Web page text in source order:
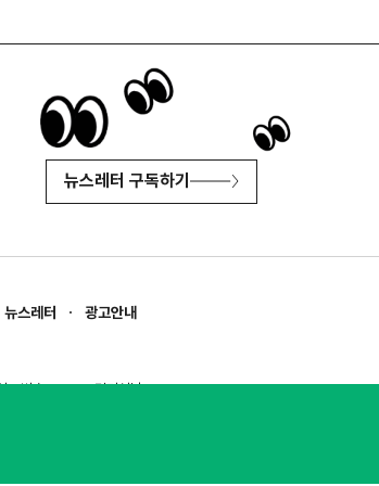
뉴스레터 구독하기
뉴스레터 광고안내
고번호 : 2014-경기성남-1023